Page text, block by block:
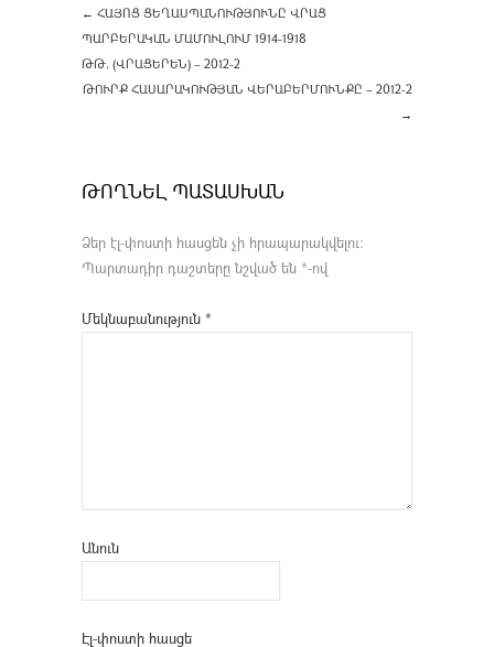
← ՀԱՅՈՑ ՑԵՂԱՍՊԱՆՈՒԹՅՈՒՆԸ ՎՐԱՑ
ՊԱՐԲԵՐԱԿԱՆ ՄԱՄՈՒԼՈՒՄ 1914-1918
ԹԹ. (ՎՐԱՑԵՐԵՆ) – 2012-2
ԹՈՒՐՔ ՀԱՍԱՐԱԿՈՒԹՅԱՆ ՎԵՐԱԲԵՐՄՈՒՆՔԸ – 2012-2
→
ԹՈՂՆԵԼ ՊԱՏԱՍԽԱՆ
Ձեր էլ-փոստի հասցեն չի հրապարակվելու։
Պարտադիր դաշտերը նշված են *-ով
Մեկնաբանություն *
Անուն
Էլ-փոստի հասցե